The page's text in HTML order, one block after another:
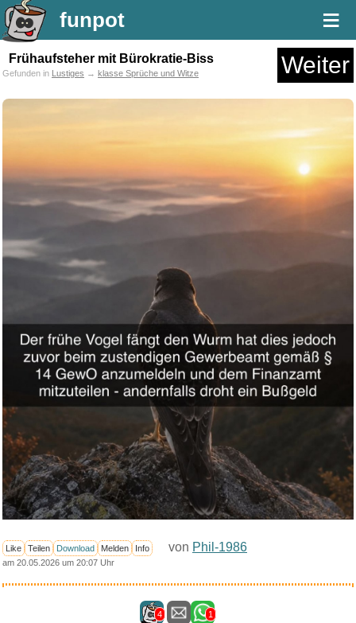
funpot ≡
Frühaufsteher mit Bürokratie-Biss Weiter
Gefunden in Lustiges → klasse Sprüche und Witze
Like Teilen Download Melden Info von Phil-1986
am 20.05.2026 um 20:07 Uhr
4
1